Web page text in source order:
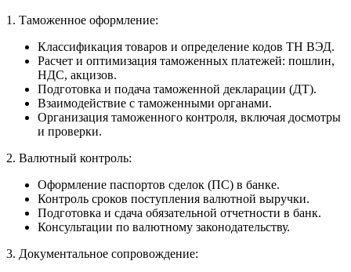
1. Таможенное оформление:
Классификация товаров и определение кодов ТН ВЭД.
Расчет и оптимизация таможенных платежей: пошлин,
НДС, акцизов.
Подготовка и подача таможенной декларации (ДТ).
Взаимодействие с таможенными органами.
Организация таможенного контроля, включая досмотры
и проверки.
2. Валютный контроль:
Оформление паспортов сделок (ПС) в банке.
Контроль сроков поступления валютной выручки.
Подготовка и сдача обязательной отчетности в банк.
Консультации по валютному законодательству.
3. Документальное сопровождение: